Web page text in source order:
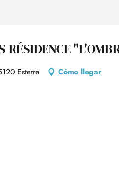
RÉSIDENCE
Esterre Cómo llegar